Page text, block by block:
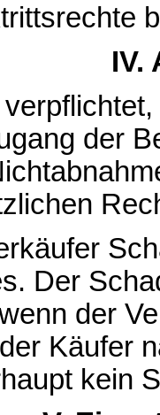
IV.
der
Der
der
Käufer
kein